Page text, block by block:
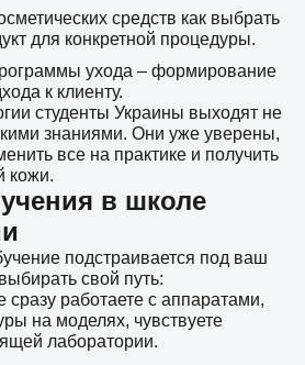
средств как выбрать
для конкретной процедуры.
ухода – формирование
к клиенту.
студенты Украины выходят не
знаниями. Они уже уверены,
все на практике и получить
кожи.
в школе
подстраивается под ваш
свой путь:
работаете с аппаратами,
на моделях, чувствуете
лаборатории.